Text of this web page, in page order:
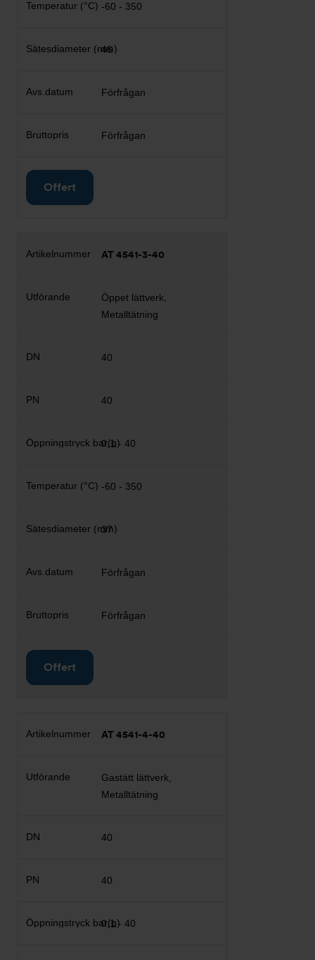
-60 - 350
46
Förfrågan
Förfrågan
Offert
AT 4541-3-40
Öppet lättverk,
Metalltätning
40
40
0,1 - 40
-60 - 350
37
Förfrågan
Förfrågan
Offert
AT 4541-4-40
Gastätt lättverk,
Metalltätning
40
40
0,1 - 40